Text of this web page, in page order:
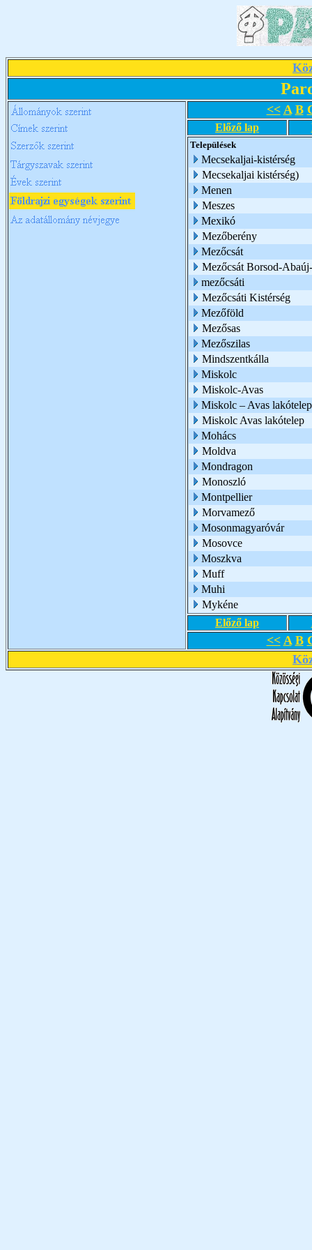
<< A B
Előző lap
Települések
Mecsekaljai-kistérség
Mecsekaljai kistérség)
Menen
Meszes
Mexikó
Mezőberény
Mezőcsát
Mezőcsát Borsod-
mezőcsáti
Mezőcsáti Kistérség
Mezőföld
Mezősas
Mezőszilas
Mindszentkálla
Miskolc
Miskolc-Avas
Miskolc – Avas lakótelep
Miskolc Avas lakótelep
Mohács
Moldva
Mondragon
Monoszló
Montpellier
Morvamező
Mosonmagyaróvár
Mosovce
Moszkva
Muff
Muhi
Mykéne
Előző lap
<< A B